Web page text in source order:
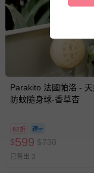
Parakito 法國帕洛 -
防蚊隨身球-香草杏
82折
$599 $730
已售出 3